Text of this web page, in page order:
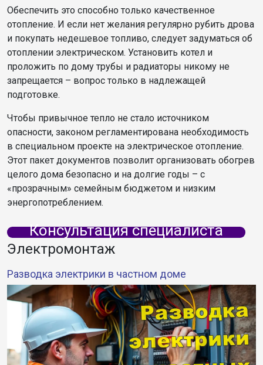
Обеспечить это способно только качественное
отопление. И если нет желания регулярно рубить дрова
и покупать недешевое топливо, следует задуматься об
отоплении электрическом. Установить котел и
проложить по дому трубы и радиаторы никому не
запрещается – вопрос только в надлежащей
подготовке.
Чтобы привычное тепло не стало источником
опасности, законом регламентирована необходимость
в специальном проекте на электрическое отопление.
Этот пакет документов позволит организовать обогрев
целого дома безопасно и на долгие годы – с
«прозрачным» семейным бюджетом и низким
энергопотреблением.
Консультация специалиста
Электромонтаж
Разводка электрики в частном доме